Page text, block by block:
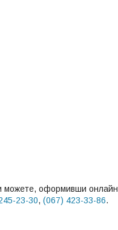
можете, оформивши онлайн
23-30, (067) 423-33-86.